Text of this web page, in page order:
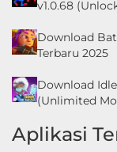
v1.0.68
Download
Terbaru 2025
Download
(Unlimited
Aplikasi